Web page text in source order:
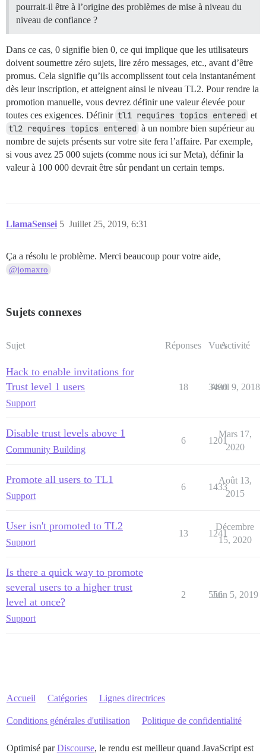
pourrait-il être à l’origine des problèmes de mise à niveau du
niveau de confiance ?
Dans ce cas, 0 signifie bien 0, ce qui implique que les utilisateurs
doivent soumettre zéro sujets, lire zéro messages, etc., avant d’être
promus. Cela signifie qu’ils accomplissent tout cela instantanément
dès leur inscription, et atteignent ainsi le niveau TL2. Pour rendre la
promotion manuelle, vous devrez définir une valeur élevée pour
toutes ces exigences. Définir tl1 requires topics entered et
tl2 requires topics entered à un nombre bien supérieur au
nombre de sujets présents sur votre site fera l’affaire. Par exemple,
si vous avez 25 000 sujets (comme nous ici sur Meta), définir la
valeur à 100 000 devrait être sûr pendant un certain temps.
LlamaSensei Juillet 25, 2019, 6:31
5
Ça a résolu le problème. Merci beaucoup pour votre aide,
@jomaxro
Sujets connexes
Sujet Réponses VuesActivité
Hack to enable invitations for
Trust level 1 users
Support
18 3490
Avril 9, 2018
Disable trust levels above 1
Community Building
6 1201
Mars 17,
2020
Promote all users to TL1
Support
6 1433
Août 13,
2015
User isn't promoted to TL2
Support
13 1241
Décembre
15, 2020
Is there a quick way to promote
several users to a higher trust
level at once?
Support
2 556
Juin 5, 2019
Accueil Catégories Lignes directrices
Conditions générales d'utilisation Politique de confidentialité
Optimisé parDiscourse, le rendu est meilleur quand JavaScript est